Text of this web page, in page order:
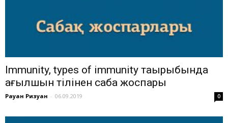
Immunity, types of immunity тақырыбында
ағылшын тілінен сабақ жоспары
Рауан Ризуан - 06.09.2019 0